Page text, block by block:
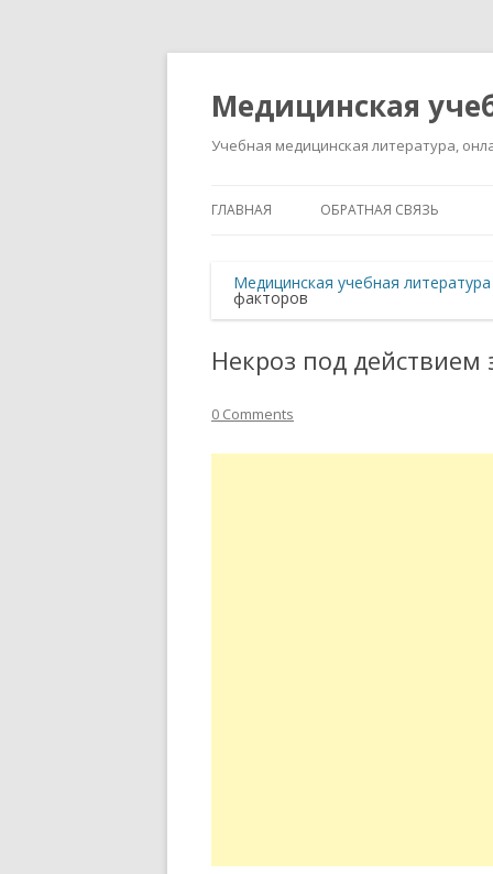
Медицинская
Учебная медицинская литература,
ГЛАВНАЯ ОБРАТНАЯ СВЯЗЬ
Медицинская учебная литература
факторов
Некроз под действием
0 Comments